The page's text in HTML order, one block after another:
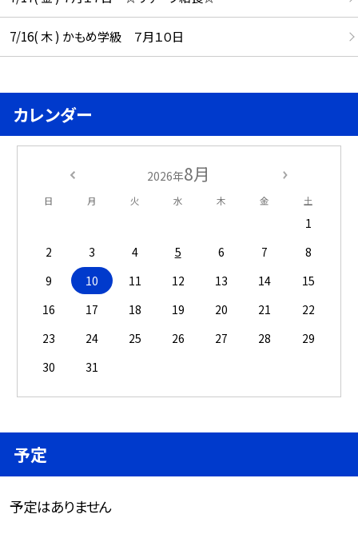
7/16( 木 ) かもめ学級 ７月１０日
カレンダー
2026年8月
日 月 火 水 木 金 土
1
2
3 4 5 6 7
8
9
10 11 12 13 14
15
16
17 18 19 20 21
22
23
24 25 26 27 28
29
30
31
予定
予定はありません